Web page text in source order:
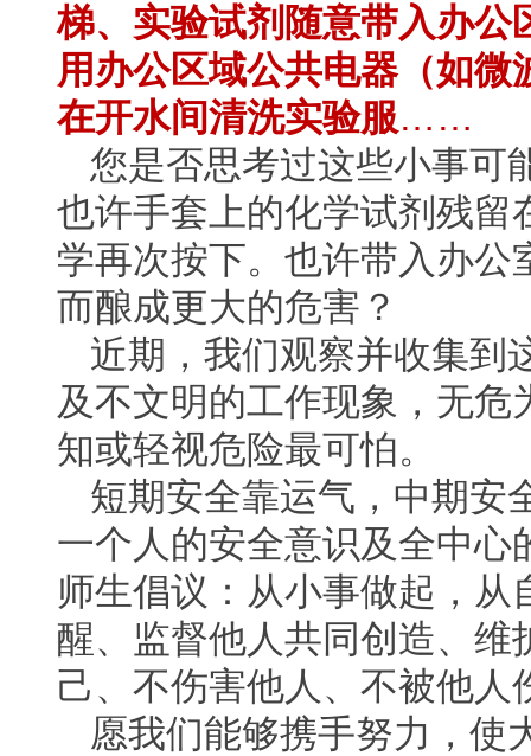
梯、实验试剂随意带入办公
用办公区域公共电器（如
在开水间清洗实验服……
您是否思考过这些小事可
也许手套上的化学试剂残留
学再次按下。也许带入办
而酿成更大的危害？
近期，我们观察并收集到
及不文明的工作现象，无
知或轻视危险最可怕。
短期安全靠运气，中期安
一个人的安全意识及全中
师生倡议：从小事做起，
醒、监督他人共同创造、
己、不伤害他人、不被他
愿我们能够携手努力，使